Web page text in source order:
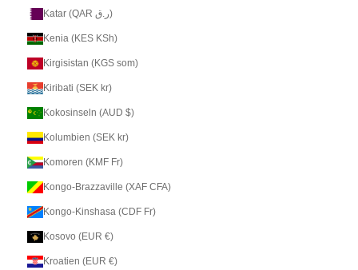
Katar (QAR ر.ق)
Kenia (KES KSh)
Kirgisistan (KGS som)
Kiribati (SEK kr)
Kokosinseln (AUD $)
Kolumbien (SEK kr)
Komoren (KMF Fr)
Kongo-Brazzaville (XAF CFA)
Kongo-Kinshasa (CDF Fr)
Kosovo (EUR €)
Kroatien (EUR €)